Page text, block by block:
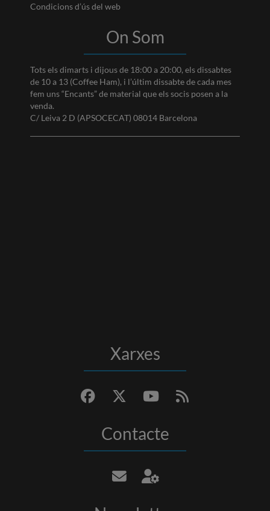
Condicions d’ús del web
On Som
Tots els dimarts i dijous de 18:00 a 20:00, els dissabtes
de 10 a 13 (Coffee Ham), i l’últim dissabte de cada mes
fem uns “Encants” de material que els socis posen a la
venda.
C/ Leiva 2 D (APSOCECAT) 08014 Barcelona
Xarxes
Contacte